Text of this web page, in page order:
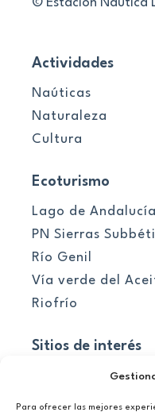
Para ofrecer las mejores
© Estación Náutica
Actividades
Naúticas
Naturaleza
Cultura
Ecoturismo
Lago de Andalucía
PN Sierras
Río Genil
Vía verde del
Riofrío
Sitios de interés